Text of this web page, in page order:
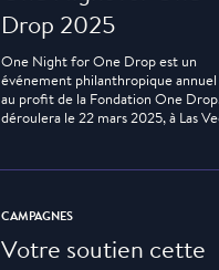
Drop 2025
One Night for One Drop est un
événement philanthropique annuel
au profit de la Fondation One
déroulera le 22 mars 2025, à Las
CAMPAGNES
Votre soutien cette